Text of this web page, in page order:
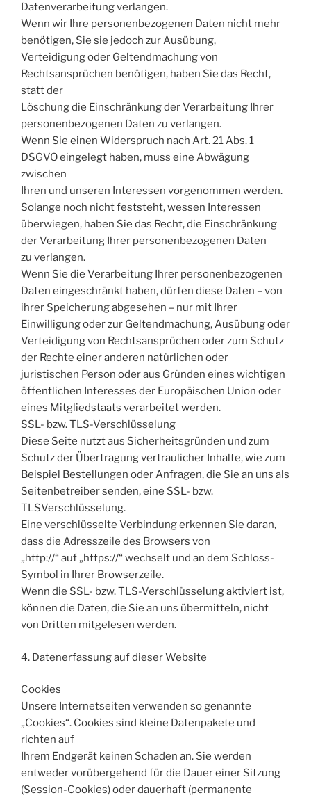
Datenverarbeitung verlangen.
Wenn wir Ihre personenbezogenen Daten nicht mehr
benötigen, Sie sie jedoch zur Ausübung,
Verteidigung oder Geltendmachung von
Rechtsansprüchen benötigen, haben Sie das Recht,
statt der
Löschung die Einschränkung der Verarbeitung Ihrer
personenbezogenen Daten zu verlangen.
Wenn Sie einen Widerspruch nach Art. 21 Abs. 1
DSGVO eingelegt haben, muss eine Abwägung
zwischen
Ihren und unseren Interessen vorgenommen werden.
Solange noch nicht feststeht, wessen Interessen
überwiegen, haben Sie das Recht, die Einschränkung
der Verarbeitung Ihrer personenbezogenen Daten
zu verlangen.
Wenn Sie die Verarbeitung Ihrer personenbezogenen
Daten eingeschränkt haben, dürfen diese Daten – von
ihrer Speicherung abgesehen – nur mit Ihrer
Einwilligung oder zur Geltendmachung, Ausübung oder
Verteidigung von Rechtsansprüchen oder zum Schutz
der Rechte einer anderen natürlichen oder
juristischen Person oder aus Gründen eines wichtigen
öffentlichen Interesses der Europäischen Union oder
eines Mitgliedstaats verarbeitet werden.
SSL- bzw. TLS-Verschlüsselung
Diese Seite nutzt aus Sicherheitsgründen und zum
Schutz der Übertragung vertraulicher Inhalte, wie zum
Beispiel Bestellungen oder Anfragen, die Sie an uns als
Seitenbetreiber senden, eine SSL- bzw.
TLSVerschlüsselung.
Eine verschlüsselte Verbindung erkennen Sie daran,
dass die Adresszeile des Browsers von
„http://“ auf „https://“ wechselt und an dem Schloss-
Symbol in Ihrer Browserzeile.
Wenn die SSL- bzw. TLS-Verschlüsselung aktiviert ist,
können die Daten, die Sie an uns übermitteln, nicht
von Dritten mitgelesen werden.
4. Datenerfassung auf dieser Website
Cookies
Unsere Internetseiten verwenden so genannte
„Cookies“. Cookies sind kleine Datenpakete und
richten auf
Ihrem Endgerät keinen Schaden an. Sie werden
entweder vorübergehend für die Dauer einer Sitzung
(Session-Cookies) oder dauerhaft (permanente